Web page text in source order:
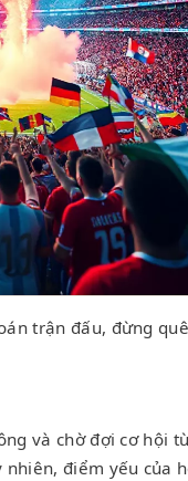
trận đấu, đừng
và chờ đợi cơ hội
điểm yếu của